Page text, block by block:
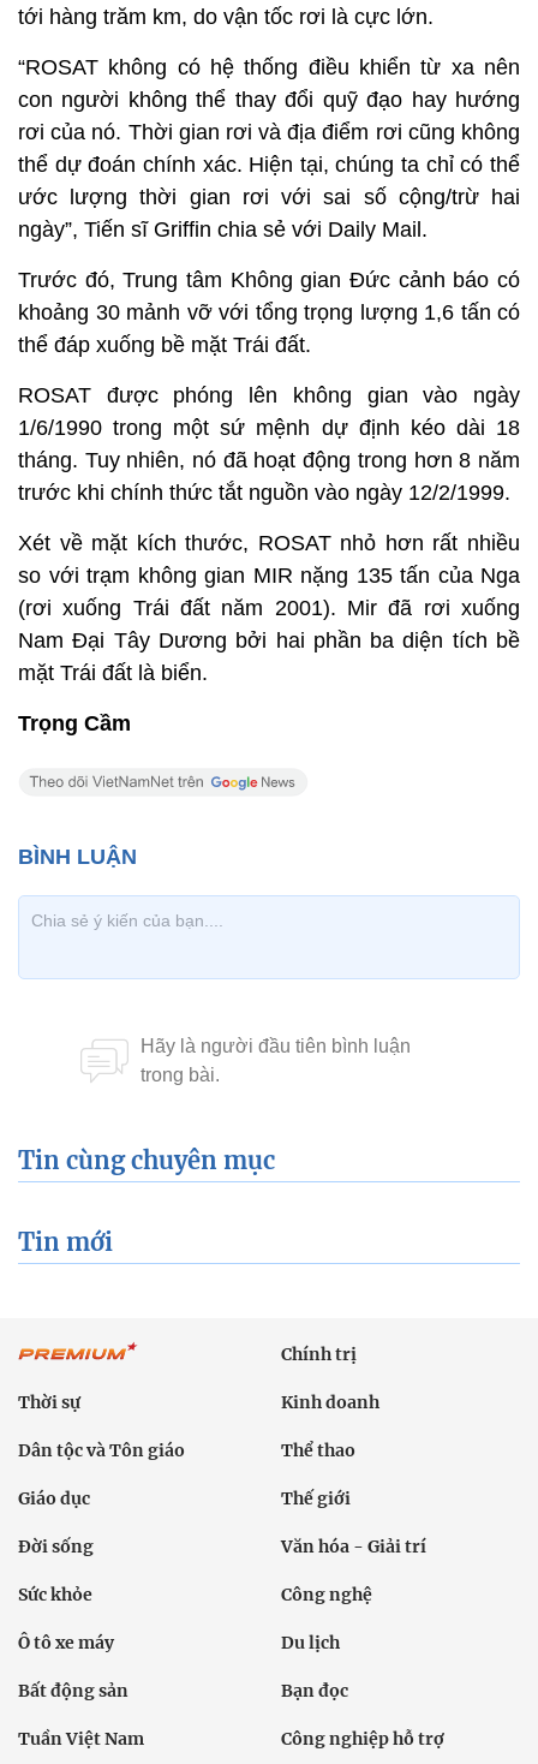
tới hàng trăm km, do vận tốc rơi là cực lớn.
“ROSAT không có hệ thống điều khiển từ xa nên
con người không thể thay đổi quỹ đạo hay hướng
rơi của nó. Thời gian rơi và địa điểm rơi cũng không
thể dự đoán chính xác. Hiện tại, chúng ta chỉ có thể
ước lượng thời gian rơi với sai số cộng/trừ hai
ngày”, Tiến sĩ Griffin chia sẻ với Daily Mail.
Trước đó, Trung tâm Không gian Đức cảnh báo có
khoảng 30 mảnh vỡ với tổng trọng lượng 1,6 tấn có
thể đáp xuống bề mặt Trái đất.
ROSAT được phóng lên không gian vào ngày
1/6/1990 trong một sứ mệnh dự định kéo dài 18
tháng. Tuy nhiên, nó đã hoạt động trong hơn 8 năm
trước khi chính thức tắt nguồn vào ngày 12/2/1999.
Xét về mặt kích thước, ROSAT nhỏ hơn rất nhiều
so với trạm không gian MIR nặng 135 tấn của Nga
(rơi xuống Trái đất năm 2001). Mir đã rơi xuống
Nam Đại Tây Dương bởi hai phần ba diện tích bề
mặt Trái đất là biển.
Trọng Cầm
Tin cùng chuyên mục
Tin mới
Chính trị
Thời sự Kinh doanh
Dân tộc và Tôn giáo Thể thao
Giáo dục Thế giới
Đời sống Văn hóa - Giải trí
Sức khỏe Công nghệ
Ô tô xe máy Du lịch
Bất động sản Bạn đọc
Tuần Việt Nam Công nghiệp hỗ trợ